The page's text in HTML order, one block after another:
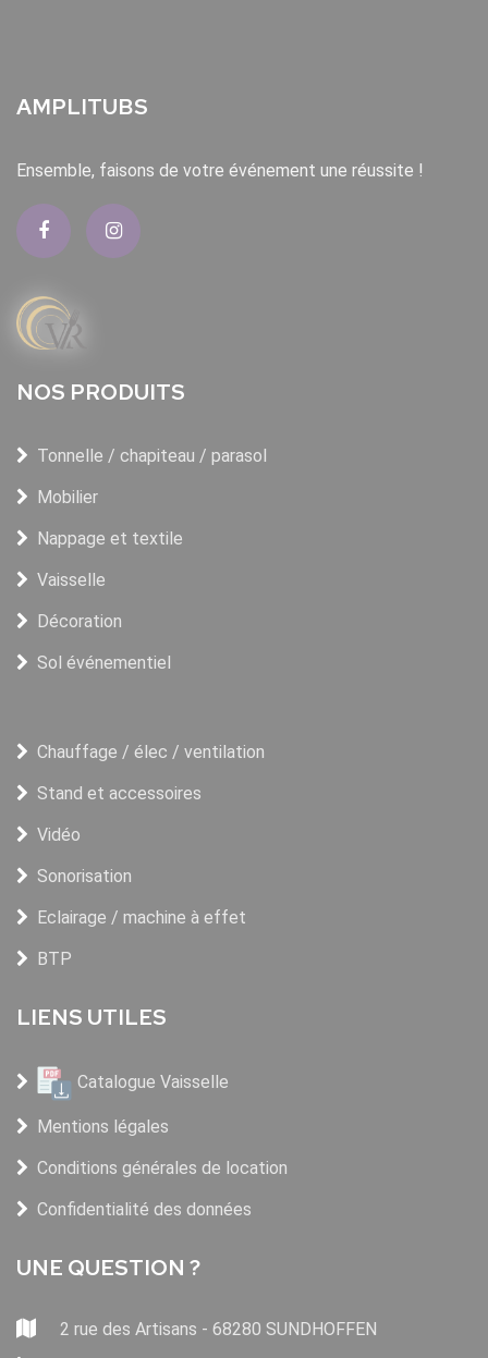
AMPLITUBS
Ensemble, faisons de votre événement une réussite !
NOS PRODUITS
Tonnelle / chapiteau / parasol
Mobilier
Nappage et textile
Vaisselle
Décoration
Sol événementiel
Chauffage / élec / ventilation
Stand et accessoires
Vidéo
Sonorisation
Eclairage / machine à effet
BTP
LIENS UTILES
Catalogue Vaisselle
Mentions légales
Conditions générales de location
Confidentialité des données
UNE QUESTION ?
2 rue des Artisans - 68280 SUNDHOFFEN